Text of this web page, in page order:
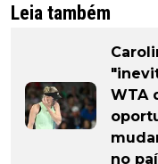
Leia também
WTA
no